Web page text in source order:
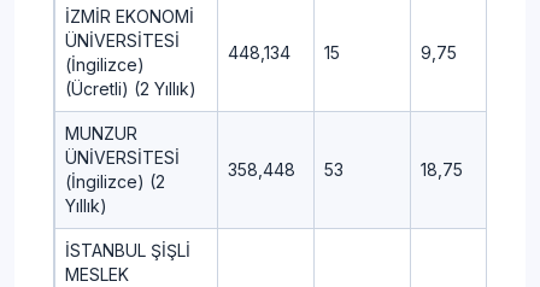
İZMİR EKONOMİ
ÜNİVERSİTESİ
(İngilizce)
(Ücretli) (2 Yıllık)
448,134 15 9,75
MUNZUR
ÜNİVERSİTESİ
(İngilizce) (2
Yıllık)
358,448 53 18,75
İSTANBUL ŞİŞLİ
MESLEK